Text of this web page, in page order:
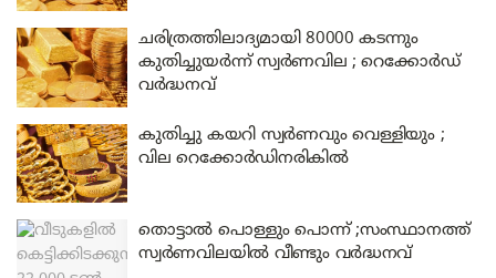
ചരിത്രത്തിലാദ്യമായി 80000 കടന്നും
കുതിച്ചുയർന്ന് സ്വർണവില ; റെക്കോർഡ്
വർദ്ധനവ്
കുതിച്ചു കയറി സ്വർണവും വെള്ളിയും ;
വില റെക്കോർഡിനരികിൽ
തൊട്ടാൽ പൊള്ളും പൊന്ന് ;സംസ്ഥാനത്ത്
സ്വർണവിലയിൽ വീണ്ടും വർദ്ധനവ്